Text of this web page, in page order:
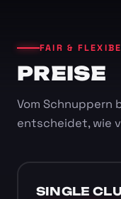
FAIR &
PREISE
Vom Schnuppern
entscheidet, wie
SINGLE